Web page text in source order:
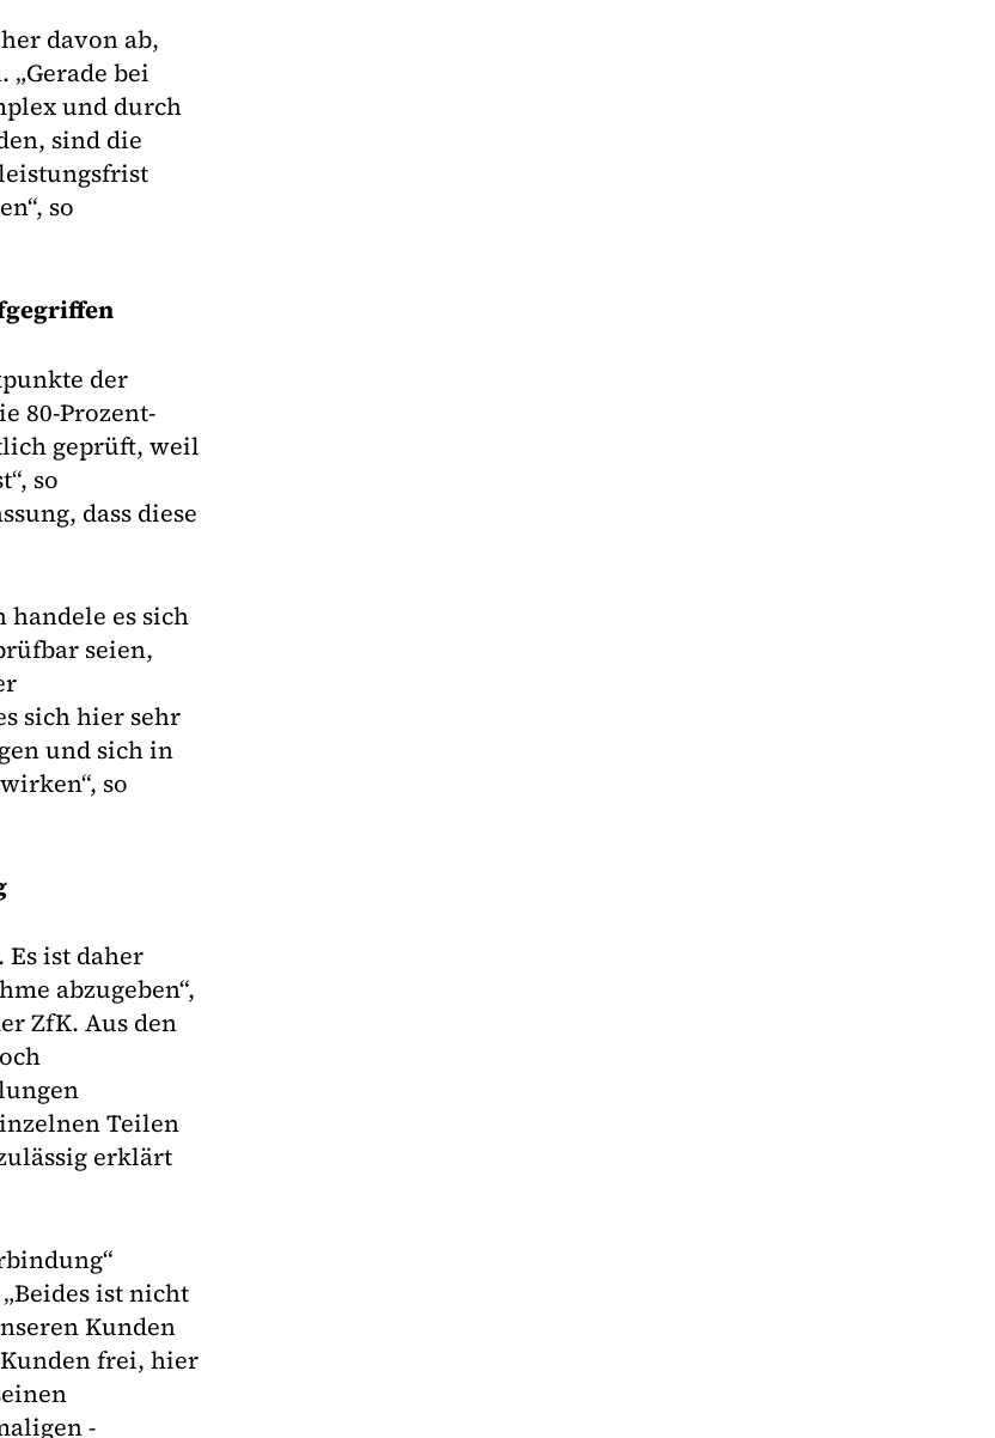
davon ab,
bei
und durch
sind die
so
der
80-Prozent-
geprüft, weil
so
dass diese
handele es sich
seien,
sich hier sehr
und sich in
so
ist daher
abzugeben“,
ZfK. Aus den
Teilen
erklärt
ist nicht
Kunden
frei, hier
-